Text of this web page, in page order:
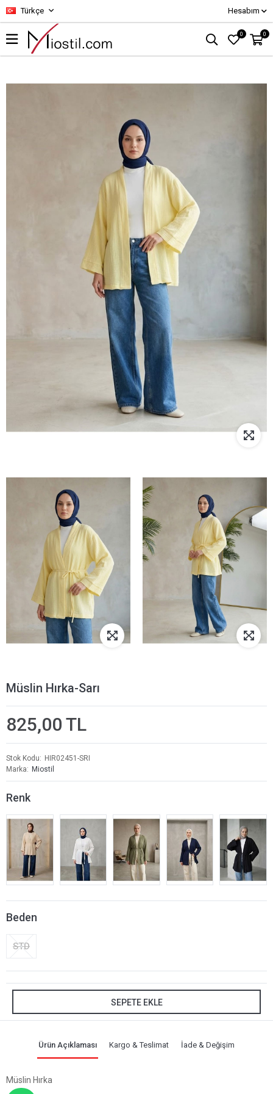
Türkçe Hesabım
0 0
Müslin Hırka-Sarı
825,00 TL
Stok Kodu
HIR02451-SRI
Marka
Miostil
Renk
Beden
STD
SEPETE EKLE
Ürün Açıklaması Kargo & Teslimat İade & Değişim
Müslin Hırka